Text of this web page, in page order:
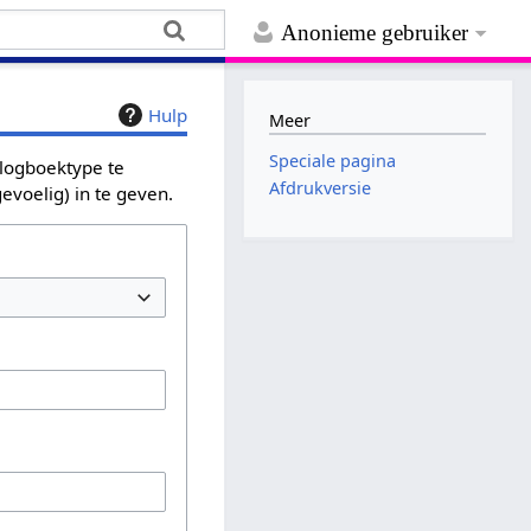
Anonieme gebruiker
Hulp
te
in te geven.
Meer
Speciale pagina
Afdrukversie